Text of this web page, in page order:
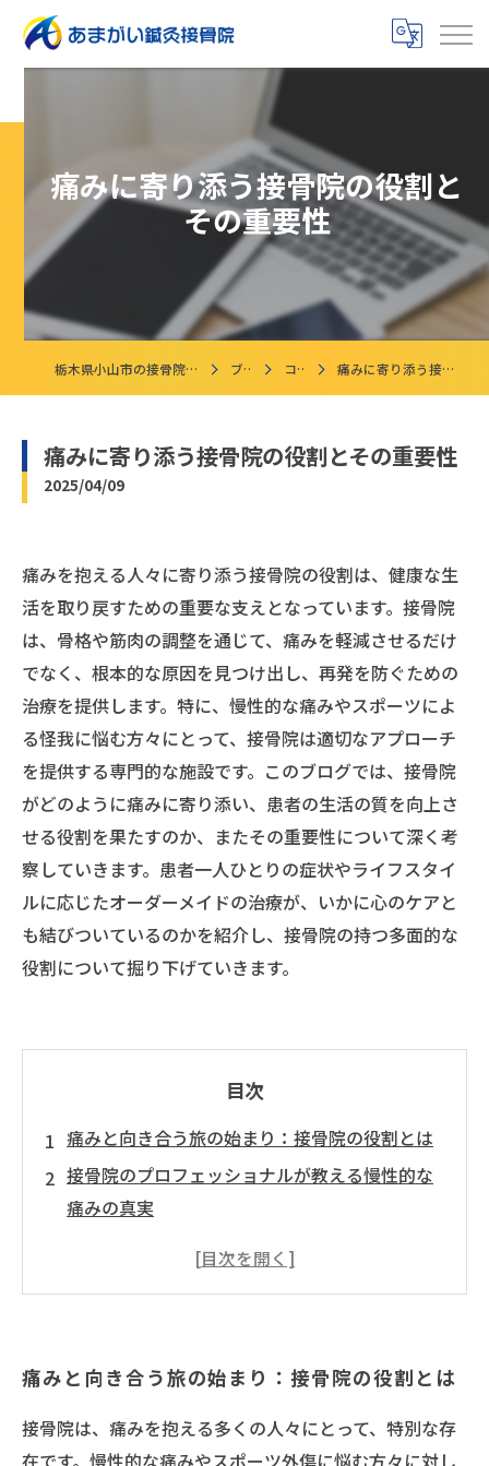
痛みに寄り添う接骨院の役割と
その重要性
栃木県小山市の接骨院ならあまがい鍼灸接骨院 ブログ コラム 痛みに寄り添う接骨院の役割とその重要性
痛みに寄り添う接骨院の役割とその重要性
2025/04/09
痛みを抱える人々に寄り添う接骨院の役割は、健康な生
活を取り戻すための重要な支えとなっています。接骨院
は、骨格や筋肉の調整を通じて、痛みを軽減させるだけ
でなく、根本的な原因を見つけ出し、再発を防ぐための
治療を提供します。特に、慢性的な痛みやスポーツによ
る怪我に悩む方々にとって、接骨院は適切なアプローチ
を提供する専門的な施設です。このブログでは、接骨院
がどのように痛みに寄り添い、患者の生活の質を向上さ
せる役割を果たすのか、またその重要性について深く考
察していきます。患者一人ひとりの症状やライフスタイ
ルに応じたオーダーメイドの治療が、いかに心のケアと
も結びついているのかを紹介し、接骨院の持つ多面的な
役割について掘り下げていきます。
目次
痛みと向き合う旅の始まり：接骨院の役割とは
接骨院のプロフェッショナルが教える慢性的な
痛みの真実
心と体を整える：オーダーメイドの治療の重要
接骨院の未来：新しいアプローチと技術の進展
健康な生活を取り戻すために：接骨院の重要性
を再確認
痛みと向き合う旅の始まり：接骨院の役割とは
接骨院は、痛みを抱える多くの人々にとって、特別な存
在です。慢性的な痛みやスポーツ外傷に悩む方々に対し